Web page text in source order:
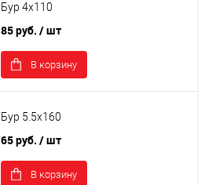
Бур 4х110
85 руб. / шт
В корзину
Бур 5.5х160
65 руб. / шт
В корзину